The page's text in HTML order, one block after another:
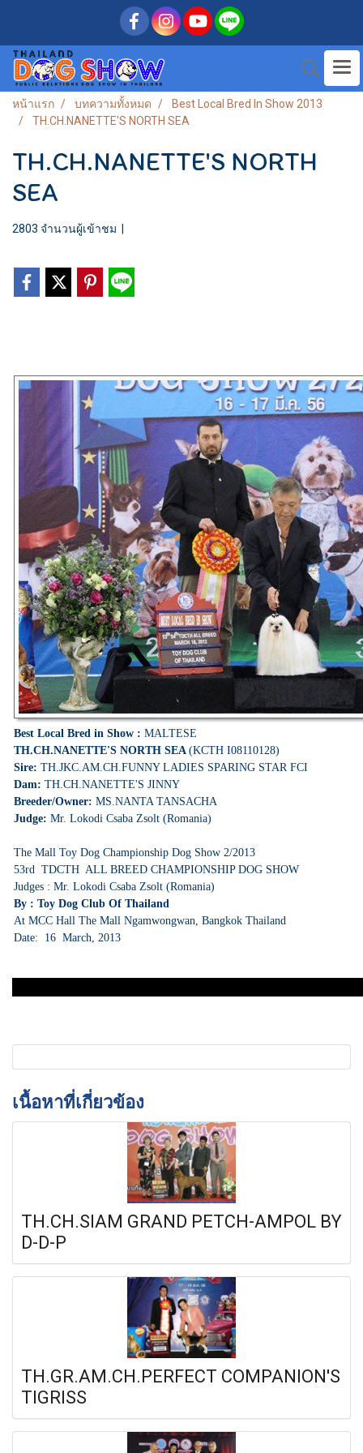
หน้าแรก บทความทั้งหมด
Best Local Bred In Show 2013
TH.CH.NANETTE'S NORTH SEA
TH.CH.NANETTE'S NORTH
SEA
2803 จำนวนผู้เข้าชม
Best Local Bred in Show : MALTESE
TH.CH.NANETTE'S NORTH SEA (KCTH I08110128)
Sire: TH.JKC.AM.CH.FUNNY LADIES SPARING STAR FCI
Dam: TH.CH.NANETTE'S JINNY
Breeder/Owner: MS.NANTA TANSACHA
Judge: Mr. Lokodi Csaba Zsolt (Romania)
The Mall Toy Dog Championship Dog Show 2/2013
53rd TDCTH ALL BREED CHAMPIONSHIP DOG SHOW
Judges : Mr. Lokodi Csaba Zsolt (Romania)
By : Toy Dog Club Of Thailand
At MCC Hall The Mall Ngamwongwan, Bangkok Thailand
Date: 16 March, 2013
เนื้อหาที่เกี่ยวข้อง
TH.CH.SIAM GRAND PETCH-AMPOL BY
D-D-P
TH.GR.AM.CH.PERFECT COMPANION'S
TIGRISS